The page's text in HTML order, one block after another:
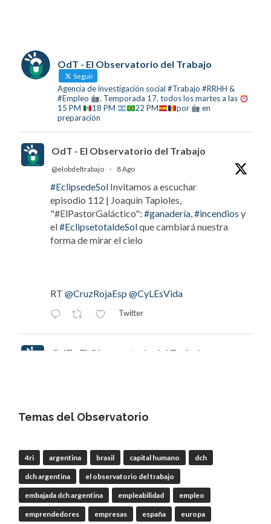
OdT - El Observatorio del Trabajo
Seguir
Agencia de investigación social #Trabajo #RRHH &
#Empleo
. Temporada 17, todos los martes a las
15 PM
18 PM 22 PM por
en
preparación
OdT - El Observatorio del Trabajo
@elobdeltrabajo · 8 Ago
#EclipsedeSol Invitamos a escuchar
episodio 112 | Joaquín Tapioles,
"#ElPastorGaláctico": #ganadería,#incendios y
el#EclipsetotaldeSolque cambiará nuestra
forma de mirar el cielo
RT @CruzRojaEsp @CyLEsVida
Twitter
OdT - El Observatorio del Trabajo
"#ElPastorGaláctico": ganadería, incendios y el
RT@CEmprendeRadio @CREenZamora
Twitter
Temas del Observatorio
4ri argentina brasil capital humano dch
dch argentina el observatorio del trabajo
embajada dch argentina empleabilidad empleo
emprendedores empresas españa europa